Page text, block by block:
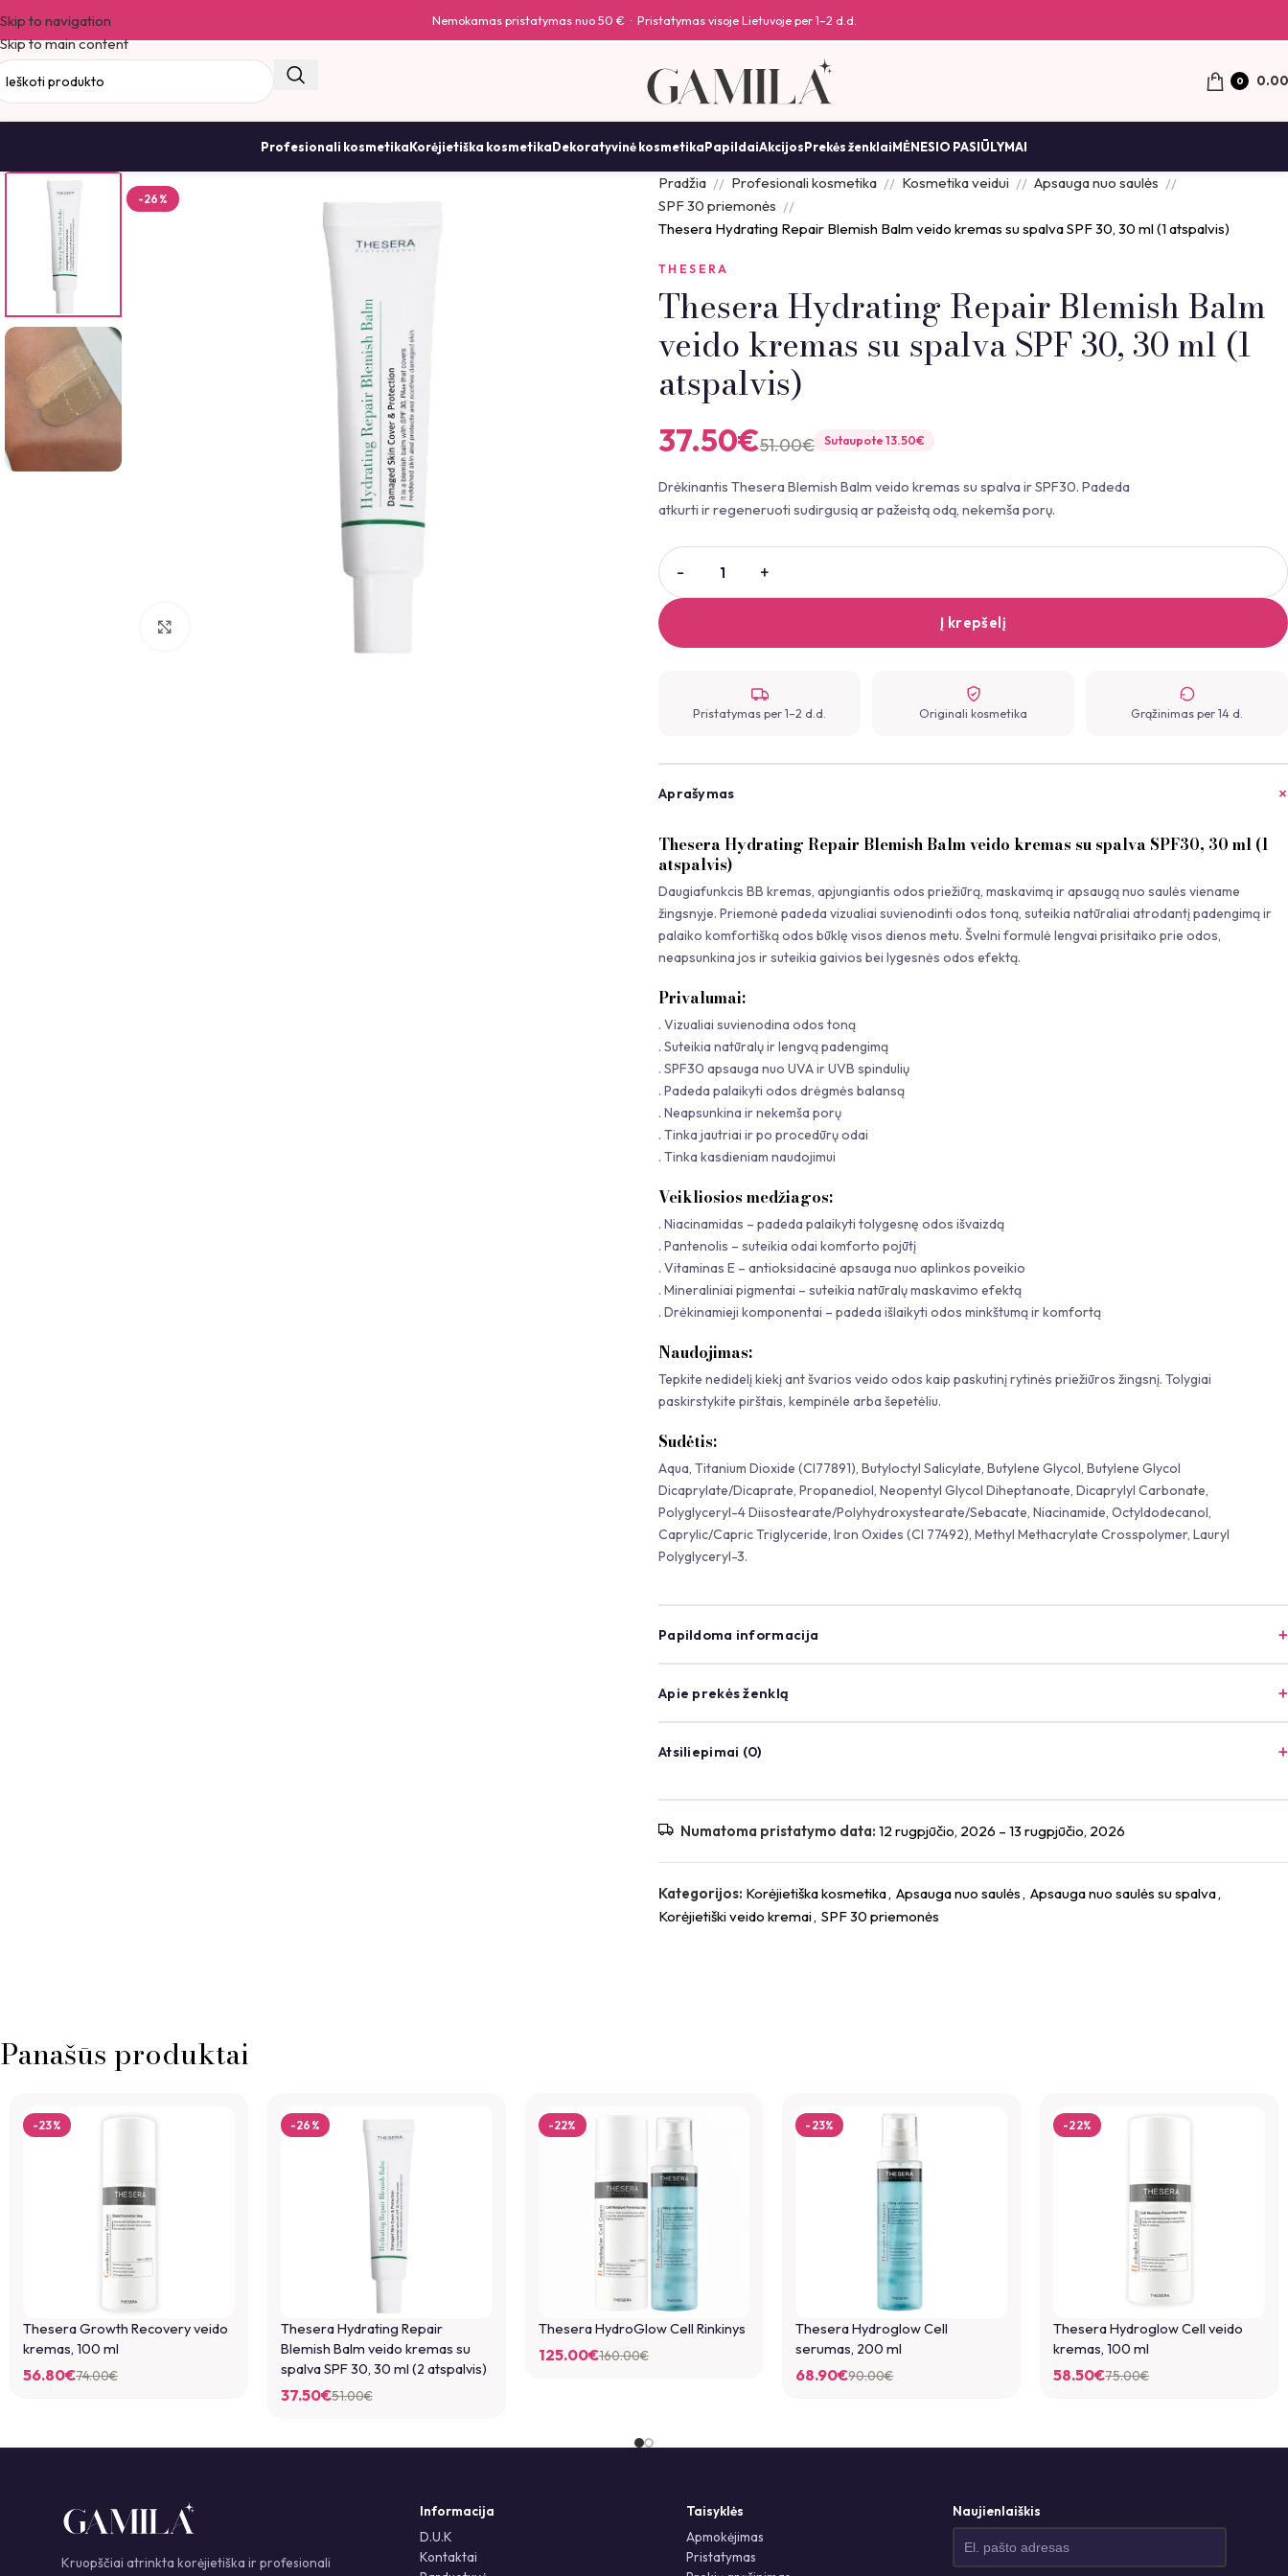
Skip to navigation
Skip to main content
Nemokamas pristatymas nuo 50 € · Pristatymas visoje Lietuvoje per 1–2 d.d.
0 0.00
Profesionali kosmetikaKorėjietiška kosmetikaDekoratyvinė kosmetikaPapildaiAkcijosPrekės ženklaiMĖNESIO PASIŪLYMAI
-26%
Pradžia Profesionali kosmetika Kosmetika veidui
Apsauga nuo saulės
SPF 30 priemonės
Thesera Hydrating Repair Blemish Balm veido kremas su spalva SPF 30, 30 ml (1 atspalvis)
THESERA
Thesera Hydrating Repair Blemish Balm
veido kremas su spalva SPF 30, 30 ml (1
atspalvis)
51.00€
37.50€ Sutaupote13.50€
Drėkinantis Thesera Blemish Balm veido kremas su spalva ir SPF30. Padeda
atkurti ir regeneruoti sudirgusią ar pažeistą odą, nekemša porų.
Į krepšelį
Pristatymas per 1–2 d.d. Originali kosmetika Grąžinimas per 14 d.
Aprašymas
Thesera Hydrating Repair Blemish Balm veido kremas su spalva SPF30, 30 ml (1
atspalvis)
Daugiafunkcis BB kremas, apjungiantis odos priežiūrą, maskavimą ir apsaugą nuo saulės viename
žingsnyje. Priemonė padeda vizualiai suvienodinti odos toną, suteikia natūraliai atrodantį padengimą ir
palaiko komfortišką odos būklę visos dienos metu. Švelni formulė lengvai prisitaiko prie odos,
neapsunkina jos ir suteikia gaivios bei lygesnės odos efektą.
Privalumai:
. Vizualiai suvienodina odos toną
. Suteikia natūralų ir lengvą padengimą
. SPF30 apsauga nuo UVA ir UVB spindulių
. Padeda palaikyti odos drėgmės balansą
. Neapsunkina ir nekemša porų
. Tinka jautriai ir po procedūrų odai
. Tinka kasdieniam naudojimui
Veikliosios medžiagos:
. Niacinamidas – padeda palaikyti tolygesnę odos išvaizdą
. Pantenolis – suteikia odai komforto pojūtį
. Vitaminas E – antioksidacinė apsauga nuo aplinkos poveikio
. Mineraliniai pigmentai – suteikia natūralų maskavimo efektą
. Drėkinamieji komponentai – padeda išlaikyti odos minkštumą ir komfortą
Naudojimas:
Tepkite nedidelį kiekį ant švarios veido odos kaip paskutinį rytinės priežiūros žingsnį. Tolygiai
paskirstykite pirštais, kempinėle arba šepetėliu.
Sudėtis:
Aqua, Titanium Dioxide (CI77891), Butyloctyl Salicylate, Butylene Glycol, Butylene Glycol
Dicaprylate/Dicaprate, Propanediol, Neopentyl Glycol Diheptanoate, Dicaprylyl Carbonate,
Polyglyceryl-4 Diisostearate/Polyhydroxystearate/Sebacate, Niacinamide, Octyldodecanol,
Caprylic/Capric Triglyceride, Iron Oxides (CI 77492), Methyl Methacrylate Crosspolymer, Lauryl
Polyglyceryl-3.
Papildoma informacija
Apie prekės ženklą
Atsiliepimai (0)
Atsiliepimų dar nėra.
Būkite pirmas aprašęs “Thesera Hydrating Repair Blemish Balm veido kremas su
spalva SPF 30, 30 ml (1 atspalvis)”
Pavadinimas
El. paštas
Numatoma pristatymo data: 12 rugpjūčio, 2026 – 13 rugpjūčio, 2026
Kategorijos: Korėjietiška kosmetika, Apsauga nuo saulės, Apsauga nuo saulės su spalva,
Korėjietiški veido kremai, SPF 30 priemonės
Panašūs produktai
-23%
Thesera Growth Recovery veido
kremas, 100 ml
74.00€
56.80€
-26%
Thesera Hydrating Repair
Blemish Balm veido kremas su
spalva SPF 30, 30 ml (2 atspalvis)
51.00€
37.50€
-22%
Thesera HydroGlow Cell Rinkinys
160.00€
125.00€
-23%
Thesera Hydroglow Cell
serumas, 200 ml
90.00€
68.90€
-22%
Thesera Hydroglow Cell veido
kremas, 100 ml
75.00€
58.50€
Kruopščiai atrinkta korėjietiška ir profesionali
Informacija
D.U.K
Kontaktai
Taisyklės
Apmokėjimas
Pristatymas
Naujienlaiškis